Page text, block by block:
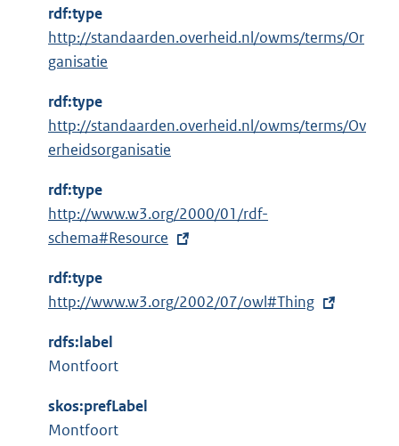
n
k
:
rdf:type
http://standaarden.overheid.nl/owms/terms/Or
ganisatie
rdf:type
http://standaarden.overheid.nl/owms/terms/Ov
erheidsorganisatie
rdf:type
E
x
e
r
e
i
n
http://www.w3.org/2000/01/rdf-
schema#Resource
rdf:type
E
t
e
n
http://www.w3.org/2002/07/owl#Thing
rdfs:label
Montfoort
skos:prefLabel
Montfoort